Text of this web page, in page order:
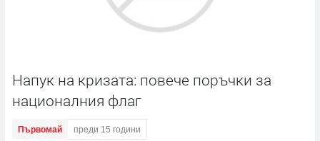
Напук на кризата: повече поръчки за
националния флаг
Първомай преди 15 години